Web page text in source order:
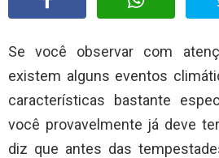
Se você observar com
existem alguns eventos
características bastante
você provavelmente já deve
diz que antes das